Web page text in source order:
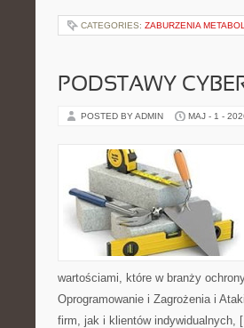
CATEGORIES: ZABURZENIA
PODSTAWY
POSTED BY ADMIN MAJ - 1 -
wartościami, które w branży
Oprogramowanie i Zagrożenia i
firm, jak i klientów indywidualnych,